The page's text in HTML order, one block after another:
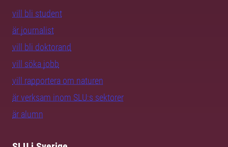
vill bli student
är journalist
vill bli doktorand
vill söka jobb
vill rapportera om naturen
är verksam inom SLU:s sektorer
är alumn